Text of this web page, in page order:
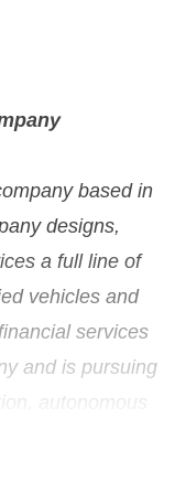
based in
designs,
a full line of
vehicles and
services
and is pursuing
autonomous
employs
For more